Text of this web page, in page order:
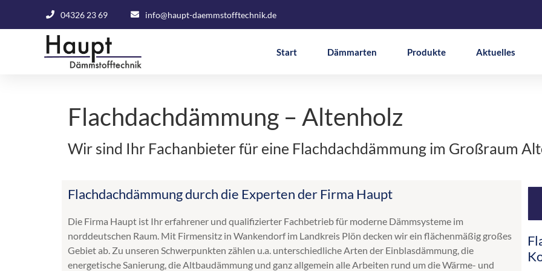
04326 23 69 info@haupt-daemmstofftechnik.de
Start Dämmarten Produkte Aktuelles
Flachdachdämmung – Altenholz
Wir sind Ihr Fachanbieter für eine Flachdachdämmung im Großraum
Flachdachdämmung durch die Experten der Firma Haupt
Die Firma Haupt ist Ihr erfahrener und qualifizierter Fachbetrieb für moderne Dämmsysteme im
norddeutschen Raum. Mit Firmensitz in Wankendorf im Landkreis Plön decken wir ein flächenmäßig großes
Gebiet ab. Zu unseren Schwerpunkten zählen u.a. unterschiedliche Arten der Einblasdämmung, die
energetische Sanierung, die Altbaudämmung und ganz allgemein alle Arbeiten rund um die Wärme- und